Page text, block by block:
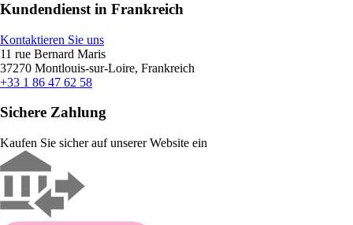
Kundendienst in Frankreich
Kontaktieren Sie uns
11 rue Bernard Maris
37270 Montlouis-sur-Loire, Frankreich
+33 1 86 47 62 58
Sichere Zahlung
Kaufen Sie sicher auf unserer Website ein